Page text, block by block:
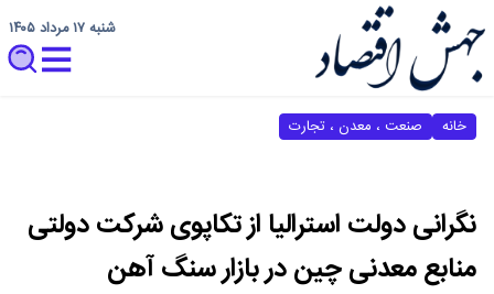
شنبه ۱۷ مرداد ۱۴۰۵
خانه صنعت ، معدن ، تجارت
نگرانی دولت استرالیا از تکاپوی شرکت دولتی
منابع معدنی چین در بازار سنگ آهن